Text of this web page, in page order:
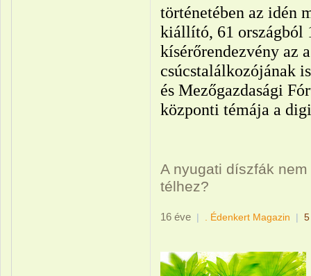
történetében az idén
kiállító, 61 országból
kísérőrendezvény az
csúcstalálkozójának
és Mezőgazdasági
központi témája a
A nyugati díszfák
télhez?
16 éve | . Édenkert Magazin |